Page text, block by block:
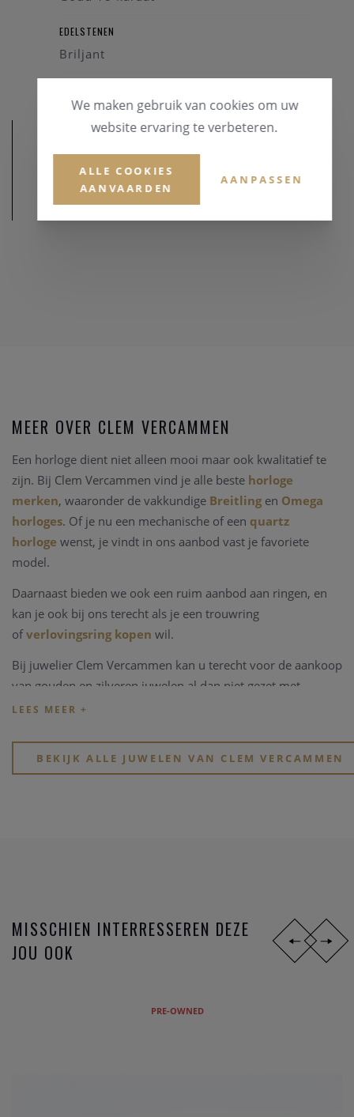
EDELSTENEN
Briljant
AFMETINGEN
MEER OVER CLEM VERCAMMEN
Een horloge dient niet alleen mooi maar ook kwalitatief te
zijn. Bij Clem Vercammen vind je alle beste horloge
merken, waaronder de vakkundige Breitling en Omega
horloges. Of je nu een mechanische of een quartz
horloge wenst, je vindt in ons aanbod vast je favoriete
model.
Daarnaast bieden we ook een ruim aanbod aan ringen, en
kan je ook bij ons terecht als je een trouwring
ofverlovingsring kopen wil.
Bij juwelier Clem Vercammen kan u terecht voor de aankoop
van gouden en zilveren juwelen al dan niet gezet met
edelstenen, kleurstenen of in combinaties met parels.
onze physieke winkel in hartje Heist-op-den-Berg.
BEKIJK ALLE JUWELEN VAN CLEM VERCAMMEN
MISSCHIEN INTERRESSEREN DEZE
JOU OOK
PRE-OWNED
We maken gebruik van cookies om uw
website ervaring te verbeteren.
ALLE COOKIES
AANVAARDEN
AANPASSEN